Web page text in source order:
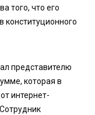
того, что его
конституционного
представителю
которая в
интернет-